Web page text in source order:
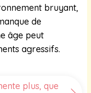
bruyant,
de
âge peut
agressifs.
plus, que